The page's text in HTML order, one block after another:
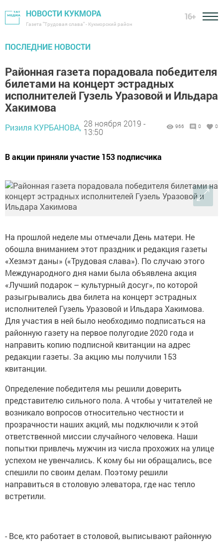
НОВОСТИ КУКМОРА
Газета "Трудовая слава" - Кукморский район
16+
ПОСЛЕДНИЕ НОВОСТИ
Районная газета порадовала победителя
билетами на концерт эстрадных
исполнителей Гузель Уразовой и Ильдара
Хакимова
Ризиля КУРБАНОВА, 28 ноября 2019 -
13:50
966 0 0
В акции приняли участие 153 подписчика
На прошлой неделе мы отмечали День матери. Не
обошла вниманием этот праздник и редакция газеты
«Хезмэт даны» («Трудовая слава»). По случаю этого
Международного дня нами была объявлена акция
«Лучший подарок – культурный досуг», по которой
разыгрывались два билета на концерт эстрадных
исполнителей Гузель Уразовой и Ильдара Хакимова.
Для участия в ней было необходимо подписаться на
районную газету на первое полугодие 2020 года и
направить копию подписной квитанции на адрес
редакции газеты. За акцию мы получили 153
квитанции.
Определение победителя мы решили доверить
представителю сильного пола. А чтобы у читателей не
возникало вопросов относительно честности и
прозрачности наших акций, мы подключили к этой
ответственной миссии случайного человека. Наши
попытки привлечь мужчин из числа прохожих на улице
успехом не увенчались. К кому бы ни обращались, все
спешили по своим делам. Поэтому решили
направиться в столовую элеватора, где нас тепло
встретили.
- Все, кто работает в столовой, выписывают районную